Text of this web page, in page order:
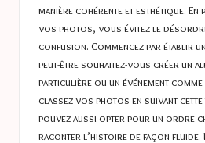
manière cohérente et esthétique.
vos photos, vous évitez le
confusion. Commencez par établir
peut-être souhaitez-vous créer un
particulière ou un événement comme
classez vos photos en suivant cette
pouvez aussi opter pour un ordre
raconter l’histoire de façon fluide.